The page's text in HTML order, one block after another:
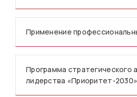
Применение
Программа стратегического
лидерства «Приоритет-2030»